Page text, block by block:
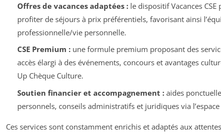
Offres de vacances adaptées :le dispositif Vacances CSE
profiter de séjours à prix préférentiels, favorisant ainsi
professionnelle/vie personnelle.
CSE Premium :une formule premium proposant des
accès élargi à des événements, concours et avantages
Up Chèque Culture.
Soutien financier et accompagnement :aides
personnels, conseils administratifs et juridiques via
Ces services sont constamment enrichis et adaptés aux